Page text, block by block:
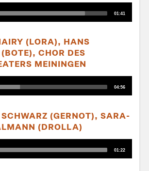
Gesamtlaufzeit
01:41
(LORA), HANS
CHOR DES
MEININGEN
Gesamtlaufzeit
04:56
(GERNOT), SARA-
(DROLLA)
Gesamtlaufzeit
01:22